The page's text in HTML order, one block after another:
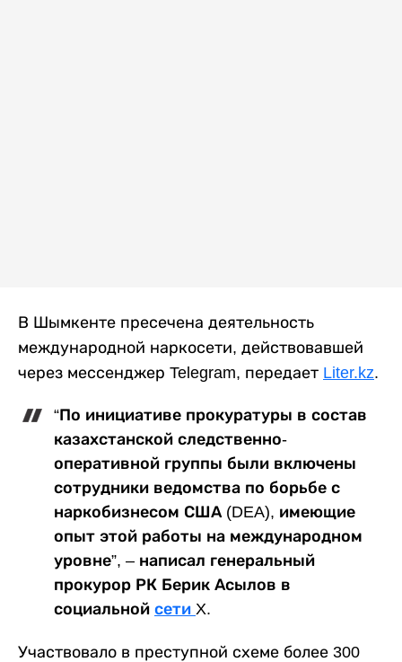
В Шымкенте пресечена деятельность
международной наркосети, действовавшей
через мессенджер Telegram, передает Liter.kz.
“По инициативе прокуратуры в состав
казахстанской следственно-
оперативной группы были включены
сотрудники ведомства по борьбе с
наркобизнесом США (DEA), имеющие
опыт этой работы на международном
уровне”, – написал генеральный
прокурор РК Берик Асылов в
социальной сети X.
Участвовало в преступной схеме более 300